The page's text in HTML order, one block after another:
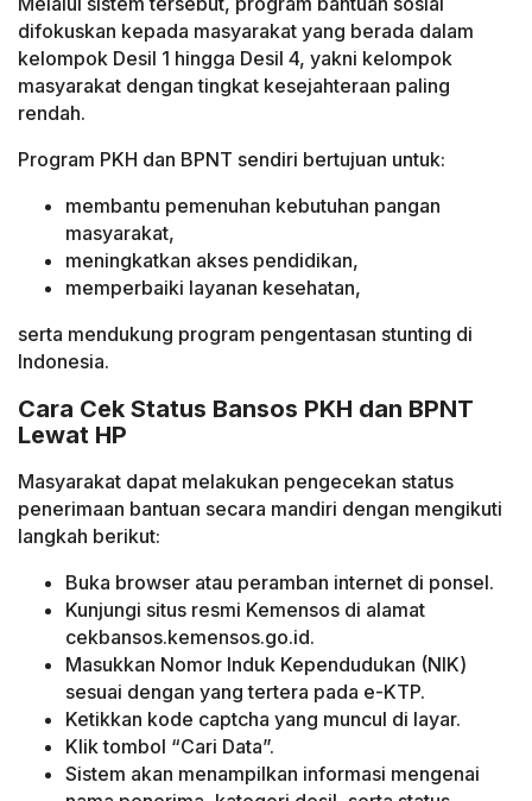
difokuskan kepada masyarakat yang berada dalam
kelompok Desil 1 hingga Desil 4, yakni kelompok
masyarakat dengan tingkat kesejahteraan paling
rendah.
Program PKH dan BPNT sendiri bertujuan untuk:
membantu pemenuhan kebutuhan pangan
masyarakat,
meningkatkan akses pendidikan,
memperbaiki layanan kesehatan,
serta mendukung program pengentasan stunting di
Indonesia.
Cara Cek Status Bansos PKH dan BPNT
Lewat HP
Masyarakat dapat melakukan pengecekan status
penerimaan bantuan secara mandiri dengan mengikuti
langkah berikut:
Buka browser atau peramban internet di ponsel.
Kunjungi situs resmi Kemensos di alamat
cekbansos.kemensos.go.id.
Masukkan Nomor Induk Kependudukan (NIK)
sesuai dengan yang tertera pada e-KTP.
Ketikkan kode captcha yang muncul di layar.
Klik tombol “Cari Data”.
Sistem akan menampilkan informasi mengenai